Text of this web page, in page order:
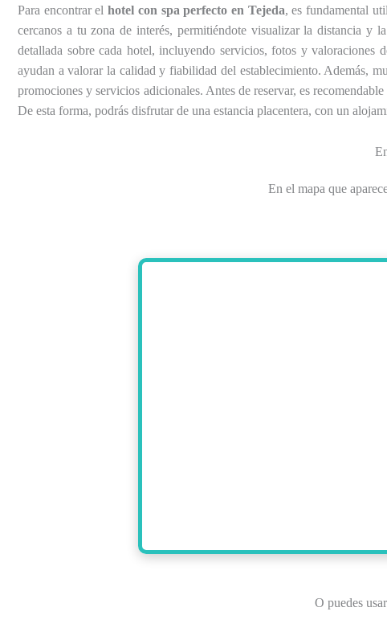
Para encontrar elhotel con spa perfecto en Tejeda, es fundamental
cercanos a tu zona de interés, permitiéndote visualizar la distancia y
detallada sobre cada hotel, incluyendo servicios, fotos y
ayudan a valorar la calidad y fiabilidad del establecimiento. Además,
promociones y servicios adicionales. Antes de reservar, es
De esta forma, podrás disfrutar de una estancia placentera, con un
En el mapa que
O puedes